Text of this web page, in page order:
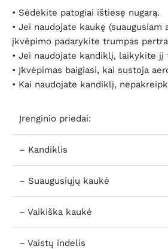
• Sėdėkite patogiai ištiesę nugarą.
• Jei naudojate kaukę
įkvėpimo padarykite trumpas
• Jei naudojate kandiklį, laikykite
• Įkvėpimas baigiasi, kai sustoja
• Kai naudojate kandiklį,
Įrenginio priedai:
– Kandiklis
– Suaugusiųjų kaukė
– Vaikiška kaukė
– Vaistų indelis